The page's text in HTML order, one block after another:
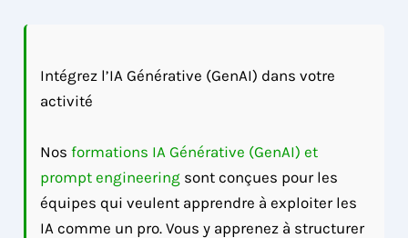
Intégrez l’IA Générative (GenAI) dans votre
activité
Nosformations IA Générative (GenAI) et
prompt engineering sont conçues pour les
équipes qui veulent apprendre à exploiter les
IA comme un pro. Vous y apprenez à structurer